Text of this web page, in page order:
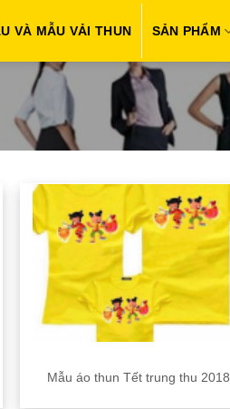
VÀ MẪU VẢI THUN SẢN PHẨM
Mẫu áo thun Tết trung thu 2018